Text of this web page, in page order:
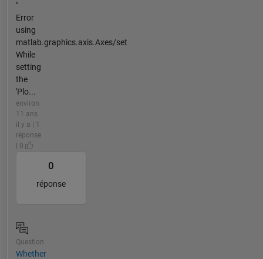
"
Error
using
matlab.graphics.axis.Axes/set
While
setting
the
'Plo...
environ
11 ans
il y a | 1
réponse
| 0
0
réponse
Question
Whether